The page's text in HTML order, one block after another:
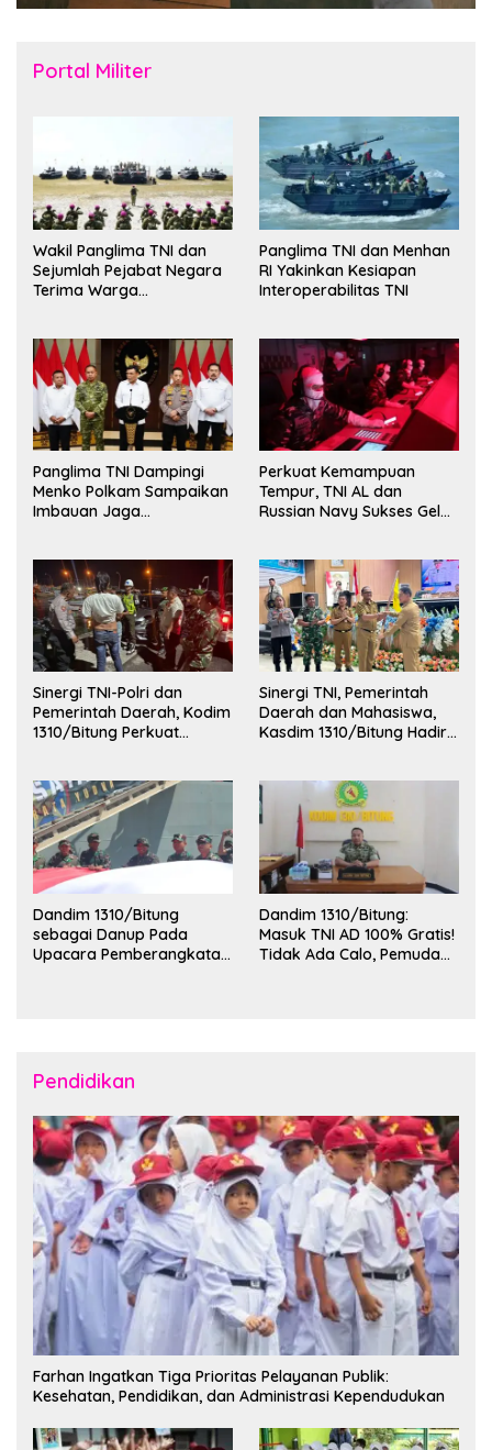
Portal Militer
Wakil Panglima TNI dan
Sejumlah Pejabat Negara
Terima Warga
Panglima TNI dan Menhan
RI Yakinkan Kesiapan
Interoperabilitas TNI
Panglima TNI Dampingi
Menko Polkam Sampaikan
Imbauan Jaga
Perkuat Kemampuan
Tempur, TNI AL dan
Russian Navy Sukses Gelar
Sinergi TNI-Polri dan
Pemerintah Daerah, Kodim
1310/Bitung Perkuat
Sinergi TNI, Pemerintah
Daerah dan Mahasiswa,
Kasdim 1310/Bitung Hadiri
Kota Bitung
Dandim 1310/Bitung
sebagai Danup Pada
Upacara Pemberangkatan
Dandim 1310/Bitung:
Masuk TNI AD 100% Gratis!
Tidak Ada Calo, Pemuda
Pendidikan
Farhan Ingatkan Tiga Prioritas Pelayanan Publik:
Kesehatan, Pendidikan, dan Administrasi Kependudukan